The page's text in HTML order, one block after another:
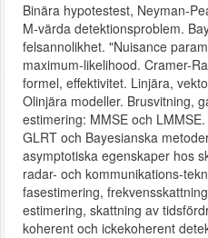
Binära hypotestest, Neyman-
M-värda detektionsproblem.
felsannolikhet. "Nuisance
maximum-likelihood. Cramer-
formel, effektivitet. Linjära,
Olinjära modeller. Brusvitning,
estimering: MMSE och
GLRT och Bayesianska
asymptotiska egenskaper hos
radar- och kommunikations-
fasestimering,
estimering, skattning av
koherent och ickekoherent